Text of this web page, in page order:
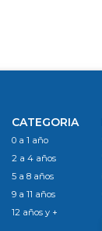
CATEGORIA
0 a 1 año
2 a 4 años
5 a 8 años
9 a 11 años
12 años y +